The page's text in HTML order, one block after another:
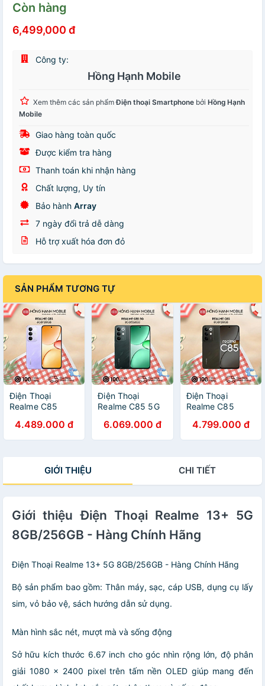
Còn hàng
6,499,000 đ
Công ty:
Hồng Hạnh Mobile
Xem thêm các sản phẩmĐiện thoại Smartphone bởi Hồng Hạnh
Mobile
Giao hàng toàn quốc
Được kiểm tra hàng
Thanh toán khi nhận hàng
Chất lượng, Uy tín
Bảo hành Array
7 ngày đổi trả dễ dàng
Hỗ trợ xuất hóa đơn đỏ
SẢN PHẨM TƯƠNG TỰ
Điện Thoại
Realme C85
Hàng Chính Hãng
4.489.000 đ
Điện Thoại
Realme C85 5G
Hàng Chính Hãng
6.069.000 đ
Điện Thoại
Realme C85
Hàng Chính Hãng
4.799.000 đ
GIỚI THIỆU CHI TIẾT
Giới thiệu Điện Thoại Realme 13+ 5G
8GB/256GB - Hàng Chính Hãng
Điện Thoại Realme 13+ 5G 8GB/256GB - Hàng Chính Hãng
Bộ sản phẩm bao gồm: Thân máy, sạc, cáp USB, dụng cụ lấy
sim, vỏ bảo vệ, sách hướng dẫn sử dụng.
Màn hình sắc nét, mượt mà và sống động
Sở hữu kích thước 6.67 inch cho góc nhìn rộng lớn, độ phân
giải 1080 x 2400 pixel trên tấm nền OLED giúp mang đến